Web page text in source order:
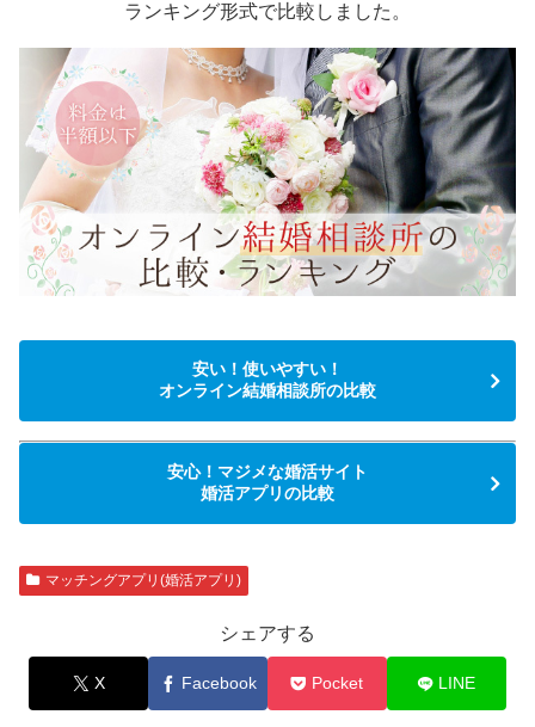
ランキング形式で比較しました。
安い！使いやすい！
オンライン結婚相談所の比較
安心！マジメな婚活サイト
婚活アプリの比較
マッチングアプリ(婚活アプリ)
シェアする
X Facebook Pocket LINE